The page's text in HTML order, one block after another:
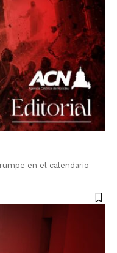
en el calendario